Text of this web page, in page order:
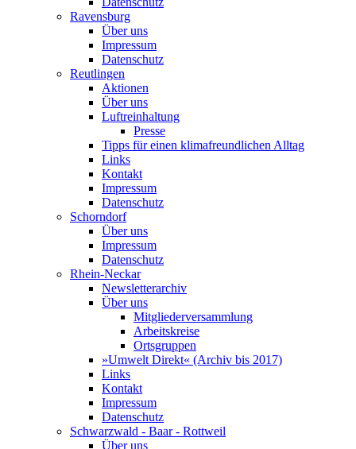
Ravensburg
Über uns
Impressum
Datenschutz
Reutlingen
Aktionen
Über uns
Luftreinhaltung
Presse
Tipps für einen klimafreundlichen Alltag
Links
Kontakt
Impressum
Datenschutz
Schorndorf
Über uns
Impressum
Datenschutz
Rhein-Neckar
Newsletterarchiv
Über uns
Mitgliederversammlung
Arbeitskreise
Ortsgruppen
»Umwelt Direkt« (Archiv bis 2017)
Links
Kontakt
Impressum
Datenschutz
Schwarzwald - Baar - Rottweil
Über uns